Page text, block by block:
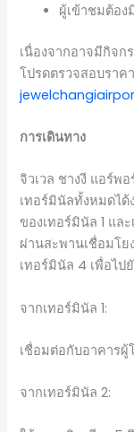
ผู้เข้าชมต้อง
เนื่องจากอาจมีกิจก
โปรดตรวจสอบราค
การเดินทาง
จิวเวล ชางงี แอร์พ
เทอร์มินัลทั้งหมดได้
ของเทอร์มินัล 1 แล
ผ่านสะพานเชื่อมโย
เทอร์มินัล 4 เพื่อไป
จากเทอร์มินัล 1:
เชื่อมต่อกับอาคารผู้
จากเทอร์มินัล 2: